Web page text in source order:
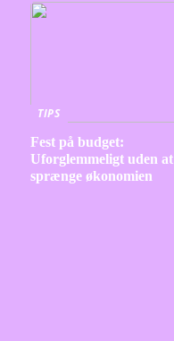
TIPS
Fest på budget:
Uforglemmeligt uden at
sprænge økonomien